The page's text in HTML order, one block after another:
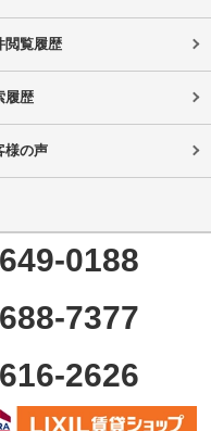
閲覧履歴
履歴
様の声
0188
7377
2626